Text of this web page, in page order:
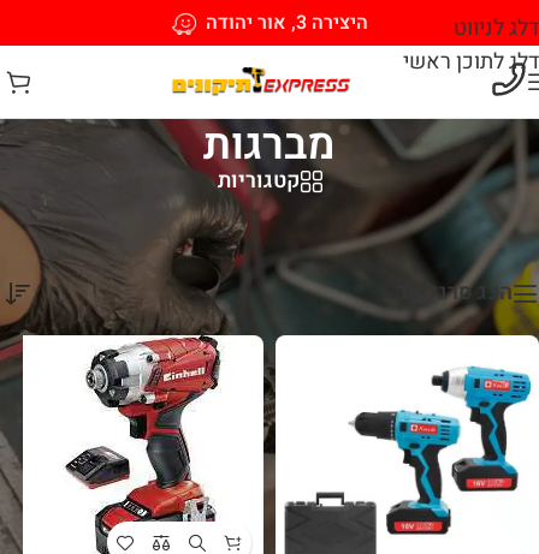
דלג לניווט
דלג לתוכן ראשי
היצירה 3, אור יהודה
מברגות
קטגוריות
עמוד הבית/כלי עבודה חשמליים/כלי עבודה נטענים מברגות
מציג 1–12 מתוך 29 תוצאות
הצג סרגל צד